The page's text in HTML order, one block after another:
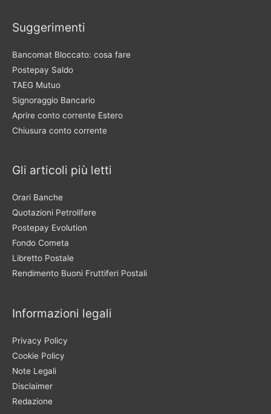
Suggerimenti
Bancomat Bloccato: cosa fare
Postepay Saldo
TAEG Mutuo
Signoraggio Bancario
Aprire conto corrente Estero
Chiusura conto corrente
Gli articoli più letti
Orari Banche
Quotazioni Petrolifere
Postepay Evolution
Fondo Cometa
Libretto Postale
Rendimento Buoni Fruttiferi Postali
Informazioni legali
Privacy Policy
Cookie Policy
Note Legali
Disclaimer
Redazione